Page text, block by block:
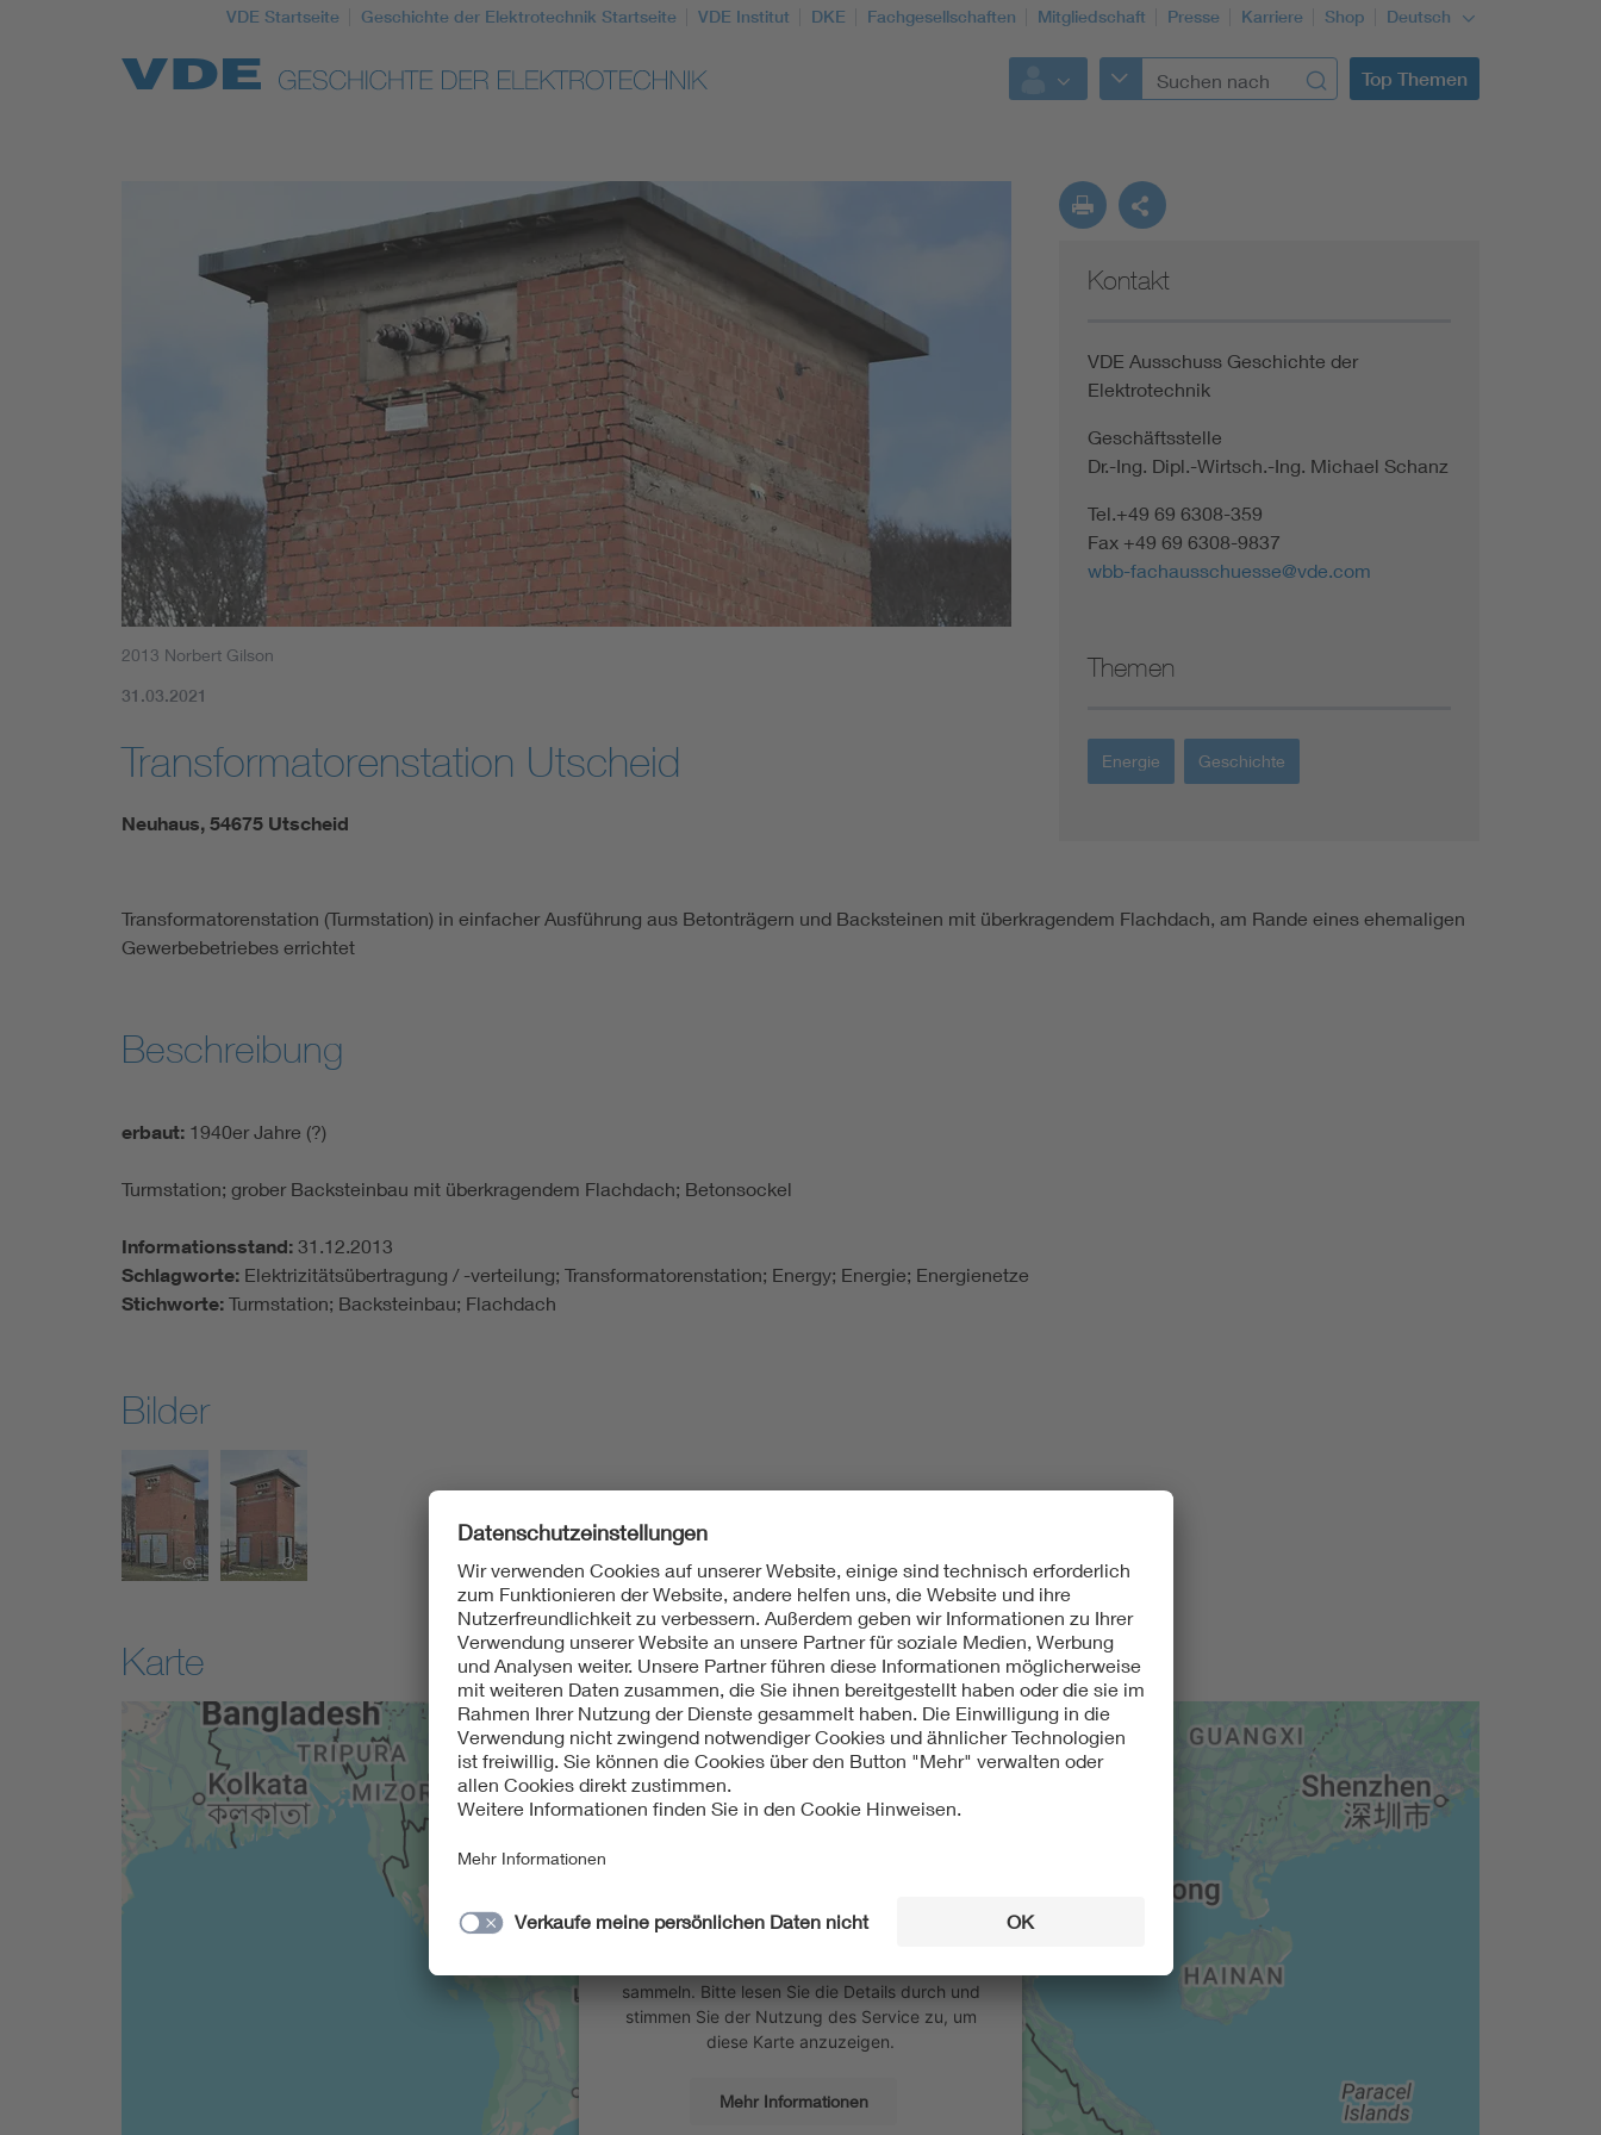
VDE Startseite Geschichte der Elektrotechnik Startseite VDE Institut DKE Fachgesellschaften Mitgliedschaft Presse Karriere Shop Deutsch
Top Themen
Weitere Themen
2013 Norbert Gilson
31.03.2021
Transformatorenstation Utscheid
Neuhaus, 54675 Utscheid
Kontakt
VDE Ausschuss Geschichte der
Elektrotechnik
Geschäftsstelle
Dr.-Ing. Dipl.-Wirtsch.-Ing. Michael Schanz
Tel.+49 69 6308-359
Fax +49 69 6308-9837
wbb-fachausschuesse@vde.com
Themen
Energie Geschichte
Transformatorenstation (Turmstation) in einfacher Ausführung aus Betonträgern und Backsteinen mit überkragendem Flachdach, am Rande eines ehemaligen
Gewerbebetriebes errichtet
Beschreibung
erbaut: 1940er Jahre (?)
Turmstation; grober Backsteinbau mit überkragendem Flachdach; Betonsockel
Informationsstand: 31.12.2013
Schlagworte: Elektrizitätsübertragung / -verteilung; Transformatorenstation; Energy; Energie; Energienetze
Stichworte: Turmstation; Backsteinbau; Flachdach
Bilder
Karte
Wir verwenden einen Service eines
sammeln. Bitte lesen Sie die Details durch und
stimmen Sie der Nutzung des Service zu, um
diese Karte anzuzeigen.
Mehr Informationen